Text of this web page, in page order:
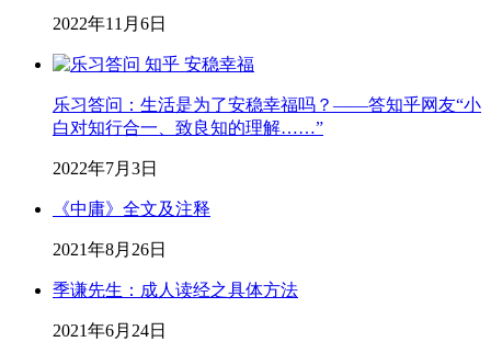
2022年11月6日
乐习答问：生活是为了安稳幸福吗？——答知乎网友“小
白对知行合一、致良知的理解……”
2022年7月3日
《中庸》全文及注释
2021年8月26日
季谦先生：成人读经之具体方法
2021年6月24日